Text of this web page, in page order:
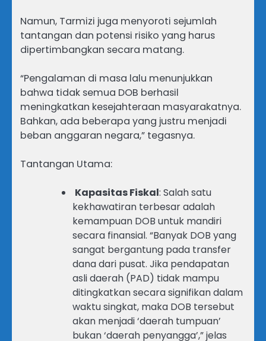
Namun, Tarmizi juga menyoroti sejumlah
tantangan dan potensi risiko yang harus
dipertimbangkan secara matang.
“Pengalaman di masa lalu menunjukkan
bahwa tidak semua DOB berhasil
meningkatkan kesejahteraan masyarakatnya.
Bahkan, ada beberapa yang justru menjadi
beban anggaran negara,” tegasnya.
Tantangan Utama:
Kapasitas Fiskal: Salah satu
kekhawatiran terbesar adalah
kemampuan DOB untuk mandiri
secara finansial. “Banyak DOB yang
sangat bergantung pada transfer
dana dari pusat. Jika pendapatan
asli daerah (PAD) tidak mampu
ditingkatkan secara signifikan dalam
waktu singkat, maka DOB tersebut
akan menjadi ‘daerah tumpuan’
bukan ‘daerah penyangga’,” jelas